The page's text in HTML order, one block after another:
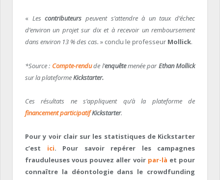
« Lescontributeurs peuvent s’attendre à un taux d’échec
d’environ un projet sur dix et à recevoir un remboursement
dans environ 13 % des cas. » conclu le professeur Mollick.
*Source : Compte-rendude l’enquêtemenée parEthan Mollick
sur la plateformeKickstarter.
Ces résultats ne s’appliquent qu’à la plateforme de
financement participatifKickstarter.
Pour y voir clair sur les statistiques de Kickstarter
c’est ici. Pour savoir repérer les campagnes
frauduleuses vous pouvez aller voir par-là et pour
connaître la déontologie dans le crowdfunding